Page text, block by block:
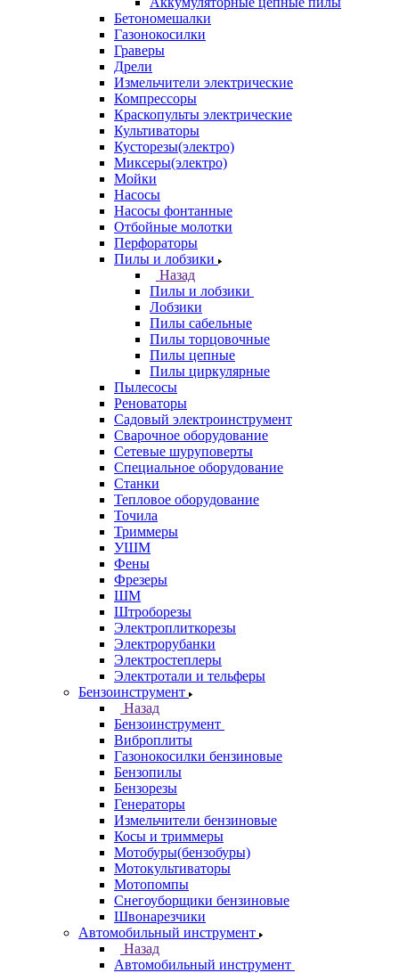
Бетономешалки
Газонокосилки
Граверы
Дрели
Измельчители электрические
Компрессоры
Краскопульты электрические
Культиваторы
Кусторезы(электро)
Миксеры(электро)
Мойки
Насосы
Насосы фонтанные
Отбойные молотки
Перфораторы
Пилы и лобзики
Назад
Пилы и лобзики
Лобзики
Пилы сабельные
Пилы торцовочные
Пилы цепные
Пилы циркулярные
Пылесосы
Реноваторы
Садовый электроинструмент
Сварочное оборудование
Сетевые шуруповерты
Специальное оборудование
Станки
Тепловое оборудование
Точила
Триммеры
УШМ
Фены
Фрезеры
ШМ
Штроборезы
Электроплиткорезы
Электрорубанки
Электростеплеры
Электротали и тельферы
Бензоинструмент
Назад
Бензоинструмент
Виброплиты
Газонокосилки бензиновые
Бензопилы
Бензорезы
Генераторы
Измельчители бензиновые
Косы и триммеры
Мотобуры(бензобуры)
Мотокультиваторы
Мотопомпы
Снегоуборщики бензиновые
Швонарезчики
Автомобильный инструмент
Назад
Автомобильный инструмент